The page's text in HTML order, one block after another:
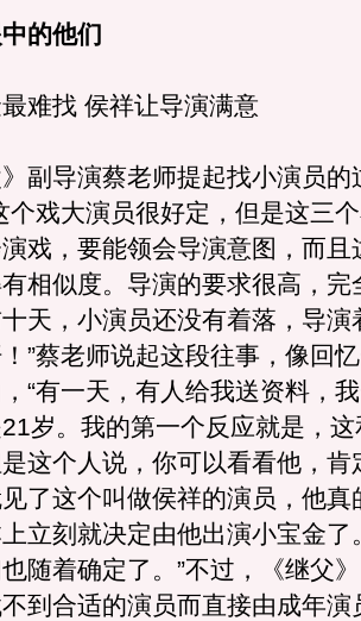
的他们
找 侯祥让导演满意
导演蔡老师提起找小演员的
个戏大演员很好定，但是这三
戏，要能领会导演意图，而且
相似度。导演的要求很高，完
天，小演员还没有着落，导演
”蔡老师说起这段往事，像回
“有一天，有人给我送资料，
岁。我的第一个反应就是，
这个人说，你可以看看他，肯
了这个叫做侯祥的演员，他真
立刻就决定由他出演小宝金了
随着确定了。”不过，《继父
到合适的演员而直接由成年